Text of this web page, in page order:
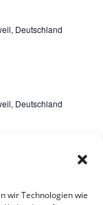
wir Technologien wie
Deutschland
Deutschland
Nächste